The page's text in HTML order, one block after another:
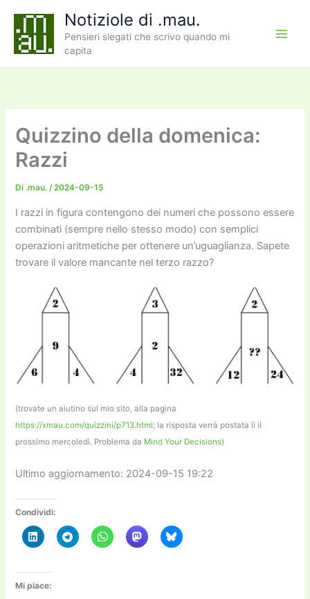
contenuto
Notiziole di .mau.
Pensieri slegati che scrivo quando mi
capita
Quizzino della domenica:
Razzi
Di .mau./2024-09-15
I razzi in figura contengono dei numeri che possono essere
combinati (sempre nello stesso modo) con semplici
operazioni aritmetiche per ottenere un’uguaglianza. Sapete
trovare il valore mancante nel terzo razzo?
(trovate un aiutino sul mio sito, alla pagina
https://xmau.com/quizzini/p713.html; la risposta verrà postata lì il
prossimo mercoledì. Problema da Mind Your Decisions)
Ultimo aggiornamento: 2024-09-15 19:22
Condividi:
Mi piace: